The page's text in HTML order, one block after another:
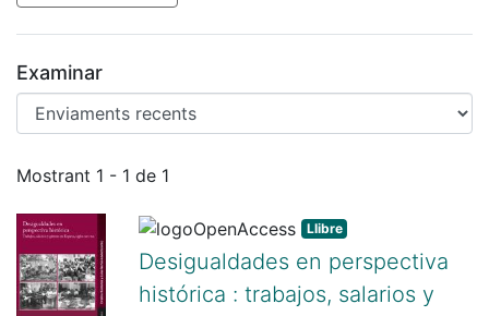
Examinar
Enviaments recents
Mostrant 1 - 1 de 1
Llibre
Desigualdades en perspectiva
histórica : trabajos, salarios y